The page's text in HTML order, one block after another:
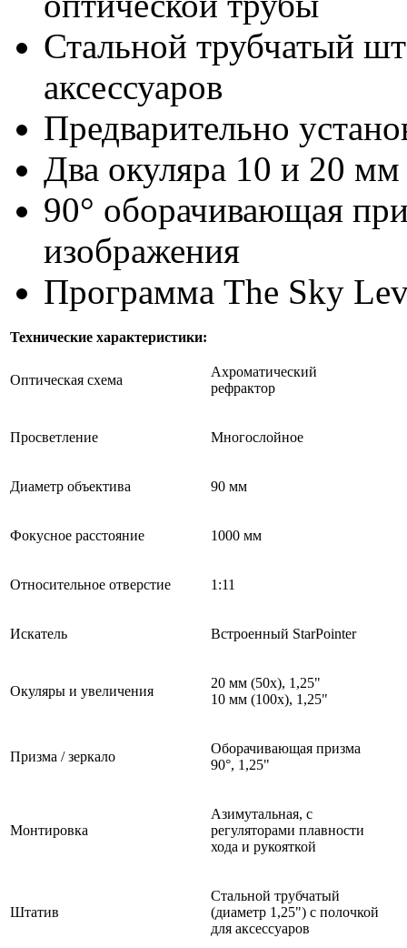
Стальной трубчатый
аксессуаров
Предварительно
Два окуляра 10 и 20
90° оборачивающая
изображения
Программа The Sky
Технические характеристики:
Оптическая схема
Ахроматический
рефрактор
Просветление Многослойное
Диаметр объектива 90 мм
Фокусное расстояние 1000 мм
Относительное отверстие 1:11
Искатель Встроенный StarPointer
Окуляры и увеличения
20 мм (50x), 1,25"
10 мм (100x), 1,25"
Призма / зеркало
Оборачивающая призма
90°, 1,25"
Монтировка
Азимутальная, с
регуляторами плавности
хода и рукояткой
Штатив
Стальной трубчатый
(диаметр 1,25") с полочкой
для аксессуаров